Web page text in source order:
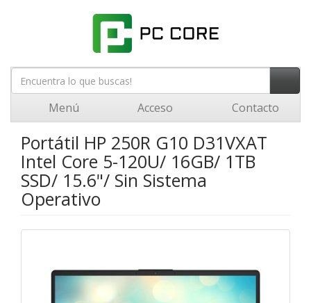
Menú Acceso Contacto
Portátil HP 250R G10 D31VXAT
Intel Core 5-120U/ 16GB/ 1TB
SSD/ 15.6"/ Sin Sistema
Operativo